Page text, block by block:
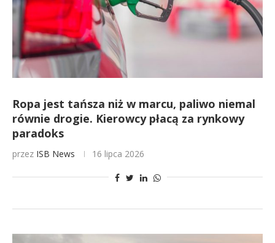
Ropa jest tańsza niż w marcu, paliwo niemal
równie drogie. Kierowcy płacą za rynkowy
paradoks
przez ISB News 16 lipca 2026